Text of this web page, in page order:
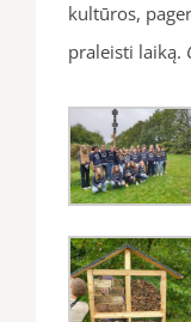
kultūros,
praleisti laiką.